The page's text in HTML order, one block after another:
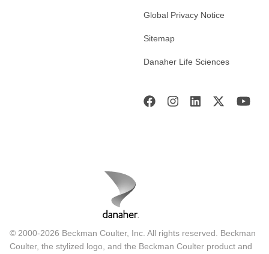
Global Privacy Notice
Sitemap
Danaher Life Sciences
© 2000-2026 Beckman Coulter, Inc. All rights reserved. Beckman
Coulter, the stylized logo, and the Beckman Coulter product and